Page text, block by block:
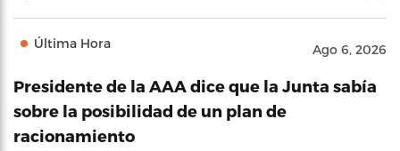
Última Hora Ago 6, 2026
Presidente de la AAA dice que la Junta sabía
sobre la posibilidad de un plan de
racionamiento